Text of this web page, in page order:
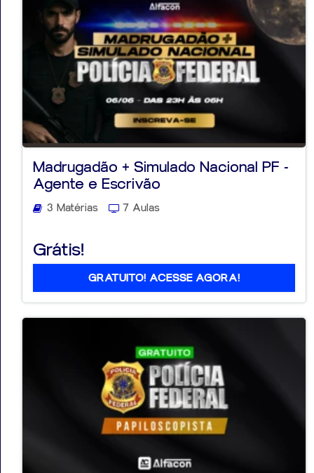
Madrugadão + Simulado Nacional PF -
Agente e Escrivão
3 Matérias 7 Aulas
Grátis!
GRATUITO! ACESSE AGORA!